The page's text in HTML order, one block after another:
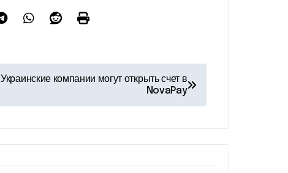
Украинские компании могут открыть счет в
NovaPay